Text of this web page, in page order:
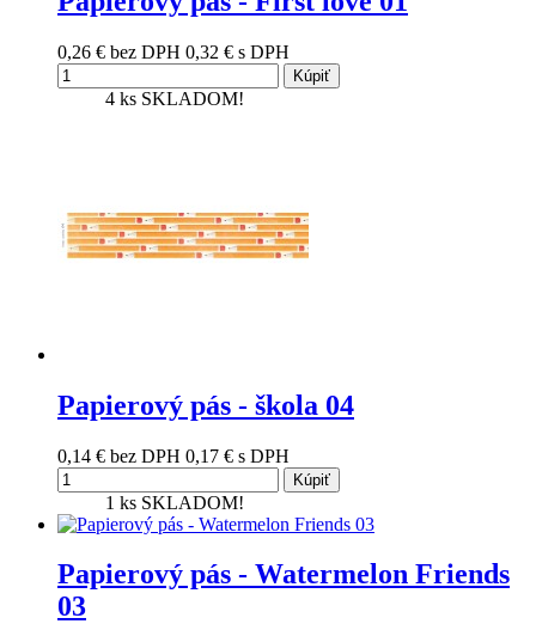
0,26 € bez DPH 0,32 € s DPH
Kúpiť
4 ks SKLADOM!
Papierový pás - škola 04
0,14 € bez DPH 0,17 € s DPH
Kúpiť
1 ks SKLADOM!
Papierový pás - Watermelon Friends
03